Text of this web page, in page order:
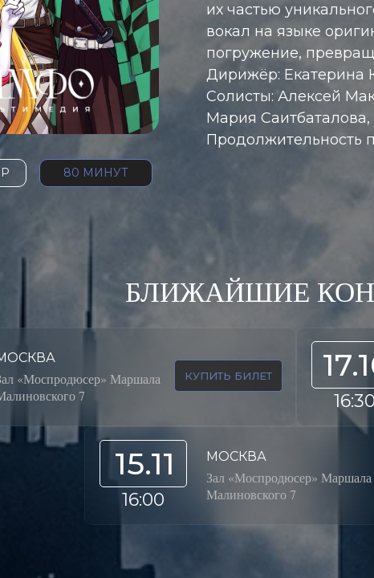
КУПИТЬ БИЛЕТ
«Моспродюсер» Маршала
7
16:30
16:00
15.11 МОСКВА
Зал «Моспродюсер» Маршала
Малиновского 7
БЛИЖАЙШИЕ
их частью
вокал на языке
погружение,
Дирижёр: Екатерина
Солисты: Алексей
Мария
Продолжительность
80 МИНУТ